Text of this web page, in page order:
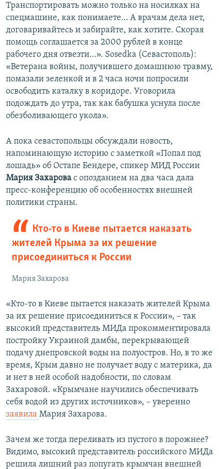
Транспортировать можно только на носилках на
спецмашине, как понимаете… А врачам дела нет,
договаривайтесь и забирайте, как хотите. Скорая
помощь соглашается за 2000 рублей в конце
рабочего дня отвезти…». Sosedka (Севастополь):
«Ветерана войны, получившего домашнюю травму,
помазали зеленкой и в 2 часа ночи попросили
освободить каталку в коридоре. Уговорила
подождать до утра, так как бабушка уснула после
обезболивающего укола».
А пока севастопольцы обсуждали новость,
напоминающую историю с заметкой «Попал под
лошадь» об Остапе Бендере, спикер МИД России
Мария Захарова с опозданием на два часа дала
пресс-конференцию об особенностях внешней
политики страны.
Кто-то в Киеве пытается наказать
жителей Крыма за их решение
присоединиться к России
Мария Захарова
«Кто-то в Киеве пытается наказать жителей Крыма
за их решение присоединиться к России», – так
высокий представитель МИДа прокомментировала
постройку Украиной дамбы, перекрывающей
подачу днепровской воды на полуостров. Но, в то же
время, Крым давно не получает воду с материка, да
и нет в ней особой надобности, по словам
Захаровой. «Крымчане научились обеспечивать
себя водой из других источников», – уверенно
заявила Мария Захарова.
Зачем же тогда переливать из пустого в порожнее?
Видимо, высокий представитель российского МИДа
решила лишний раз попугать крымчан внешней